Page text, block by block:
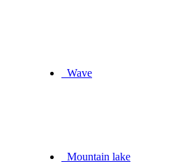
Wave
Mountain lake